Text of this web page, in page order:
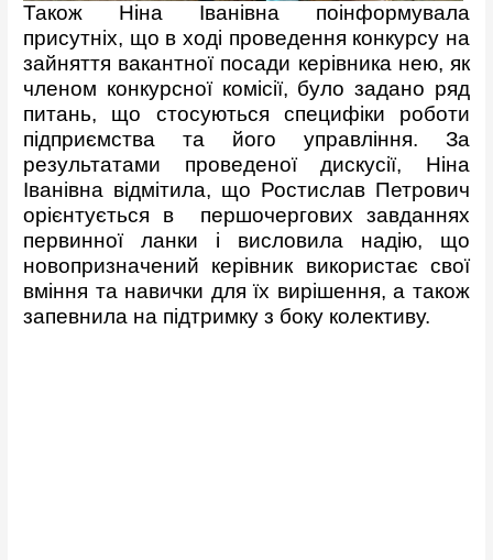
Також Ніна Іванівна поінформувала
присутніх, що в ході проведення конкурсу на
зайняття вакантної посади керівника нею, як
членом конкурсної комісії, було задано ряд
питань, що стосуються специфіки роботи
підприємства та його управління. За
результатами проведеної дискусії, Ніна
Іванівна відмітила, що Ростислав Петрович
орієнтується в першочергових завданнях
первинної ланки і висловила надію, що
новопризначений керівник використає свої
вміння та навички для їх вирішення, а також
запевнила на підтримку з боку колективу.